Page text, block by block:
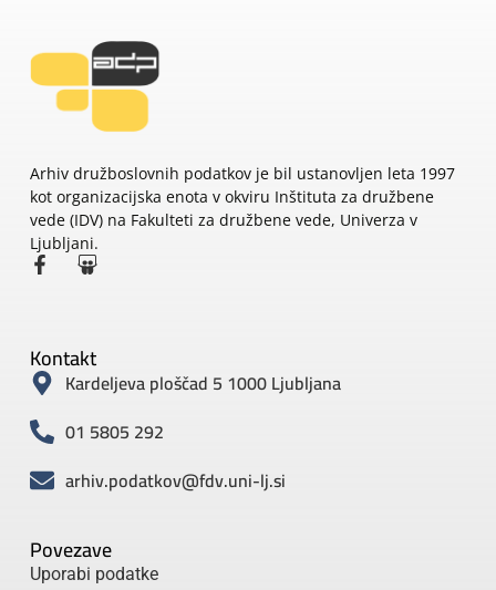
Arhiv družboslovnih podatkov je bil ustanovljen leta 1997
kot organizacijska enota v okviru Inštituta za družbene
vede (IDV) na Fakulteti za družbene vede, Univerza v
Ljubljani.
Povezave
Uporabi podatke
Kontakt
Kardeljeva ploščad 5 1000 Ljubljana
01 5805 292
arhiv.podatkov@fdv.uni-lj.si